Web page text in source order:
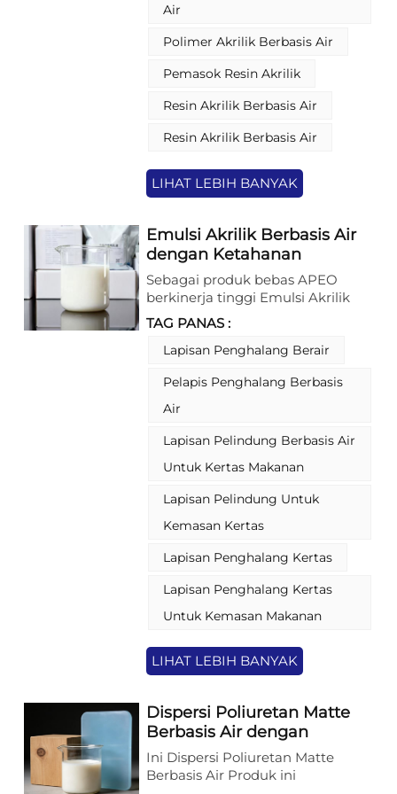
sifat utama seperti kejernihan
dalam, dan pembasahan substrat
integrasi yang sempurna ke
formulasi canggihnya, resin akrilik
berbasis air ini memberikan
pembentukan lapisan film yang
aplikasi yang mudah—semuanya
disesuaikan untuk memenuhi
dekoratif dari pelapis furnitur
kayu.
Air
Polimer Akrilik Berbasis Air
Pemasok Resin Akrilik
Resin Akrilik Berbasis Air
Resin Akrilik Berbasis Air
LIHAT LEBIH BANYAK
Emulsi Akrilik Berbasis Air
dengan Ketahanan
terhadap Minyak untuk
Kemasan Penghalang
Kontak Makanan
Sebagai produk bebas APEO
berkinerja tinggi Emulsi Akrilik
Berbasis AirProduk ini
dikembangkan secara khusus
untuk kebutuhan pencetakan
menggunakan air sebagai media
dispersi, mengikuti tren
sekaligus memberikan kinerja
material penting dalam industri
pengemasan dan percetakan.
TAG PANAS :
Lapisan Penghalang Berair
Pelapis Penghalang Berbasis
Air
Lapisan Pelindung Berbasis Air
Untuk Kertas Makanan
Lapisan Pelindung Untuk
Kemasan Kertas
Lapisan Penghalang Kertas
Lapisan Penghalang Kertas
Untuk Kemasan Makanan
LIHAT LEBIH BANYAK
Dispersi Poliuretan Matte
Berbasis Air dengan
Sentuhan Lembut yang
Luar Biasa untuk Pelapis
Ini Dispersi Poliuretan Matte
Berbasis Air Produk ini